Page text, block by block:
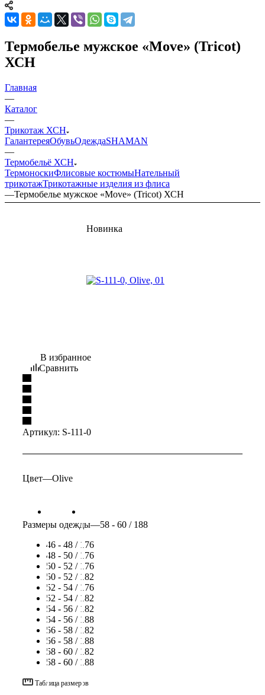
Термобелье мужское «Move» (Tricot)
ХСН
Главная
—
Каталог
—
Трикотаж ХСН
ГалантереяОбувьОдеждаSHAMAN
—
Термобельё ХСН
ТермоноскиФлисовые костюмыНательный
трикотажТрикотажные изделия из флиса
—Термобелье мужское «Move» (Tricot) ХСН
Новинка
В избранное
Сравнить
Артикул: S-111-0
Цвет—Olive
Размеры одежды—58 - 60 / 188
46 - 48 / 176
48 - 50 / 176
50 - 52 / 176
50 - 52 / 182
52 - 54 / 176
52 - 54 / 182
54 - 56 / 182
54 - 56 / 188
56 - 58 / 182
56 - 58 / 188
58 - 60 / 182
58 - 60 / 188
Таблица размеров